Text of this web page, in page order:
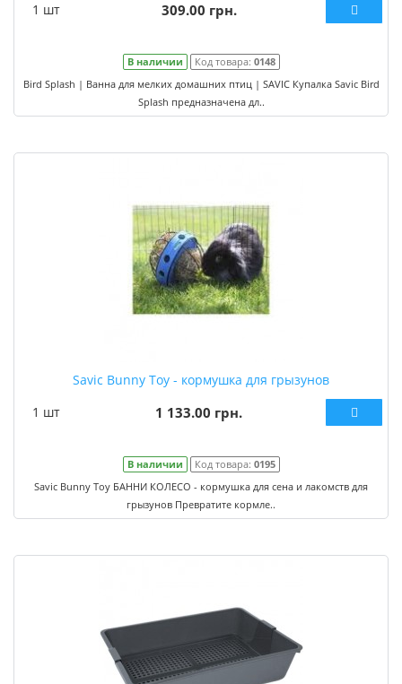
1 шт
309.00 грн.
В наличии Код товара: 0148
Bird Splash | Ванна для мелких домашних птиц | SAVIC Купалка Savic Bird
Splash предназначена дл..
Savic Bunny Toy - кормушка для грызунов
1 шт
1 133.00 грн.
В наличии Код товара: 0195
Savic Bunny Toy БАННИ КОЛЕСО - кормушка для сена и лакомств для
грызунов Превратите кормле..